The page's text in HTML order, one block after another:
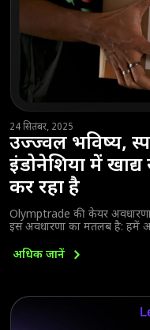
24 सितंबर, 2025
उज्ज्वल भविष्य,
इंडोनेशिया में खाद्य
कर रहा है
Olymptrade की केयर
इस अवधारणा का मतलब है: हमें
अधिक जानें